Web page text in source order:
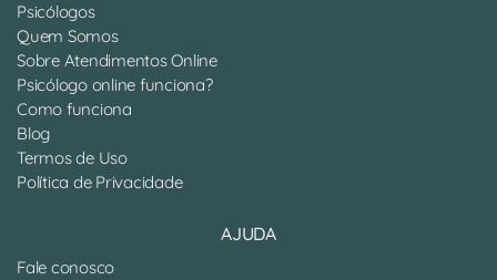
Psicólogos
Quem Somos
Sobre Atendimentos Online
Psicólogo online funciona?
Como funciona
Blog
Termos de Uso
Política de Privacidade
AJUDA
Fale conosco